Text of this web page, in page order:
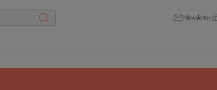
Newsletter